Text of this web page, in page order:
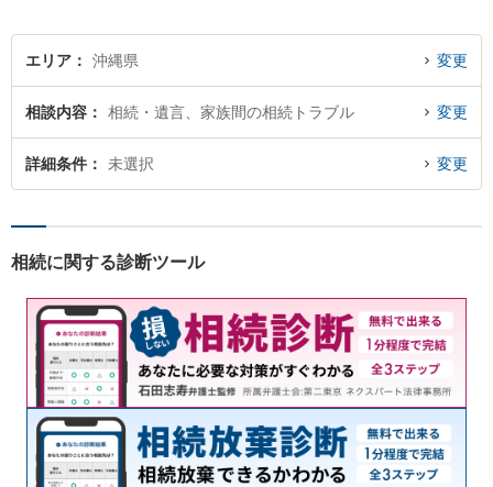
エリア 沖縄県 変更
相談内容 相続・遺言、家族間の相続トラブル 変更
詳細条件 未選択 変更
相続に関する診断ツール